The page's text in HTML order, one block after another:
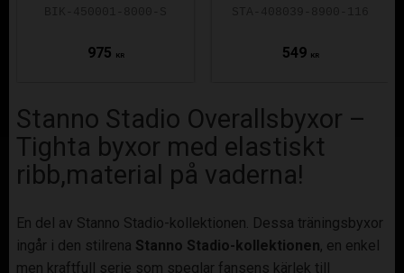
975 KR 549 KR
Stanno Stadio Overallsbyxor –
Tighta byxor med elastiskt
ribb,material på vaderna!
En del av Stanno Stadio-kollektionen. Dessa träningsbyxor
ingår i den stilrena Stanno Stadio-kollektionen, en enkel
men kraftfull serie som speglar fansens kärlek till